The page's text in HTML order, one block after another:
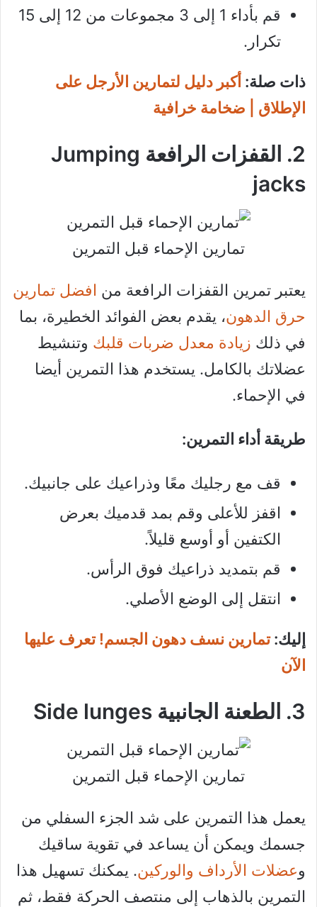
قم بأداء 1 إلى 3 مجموعات من 12 إلى 15
تكرار.
ذات صلة: أكبر دليل لتمارين الأرجل على
الإطلاق | ضخامة خرافية
2. القفزات الرافعة Jumping
jacks
تمارين الإحماء قبل التمرين
يعتبر تمرين القفزات الرافعة من افضل تمارين
حرق الدهون، يقدم بعض الفوائد الخطيرة، بما
في ذلك زيادة معدل ضربات قلبك وتنشيط
عضلاتك بالكامل. يستخدم هذا التمرين أيضا
في الإحماء.
طريقة أداء التمرين:
قف مع رجليك معًا وذراعيك على جانبيك.
اقفز للأعلى وقم بمد قدميك بعرض
الكتفين أو أوسع قليلاً.
قم بتمديد ذراعيك فوق الرأس.
انتقل إلى الوضع الأصلي.
إليك:تمارين نسف دهون الجسم! تعرف عليها
الآن
3. الطعنة الجانبية Side lunges
تمارين الإحماء قبل التمرين
يعمل هذا التمرين على شد الجزء السفلي من
جسمك ويمكن أن يساعد في تقوية ساقيك
وعضلات الأرداف والوركين. يمكنك تسهيل هذا
التمرين بالذهاب إلى منتصف الحركة فقط، ثم